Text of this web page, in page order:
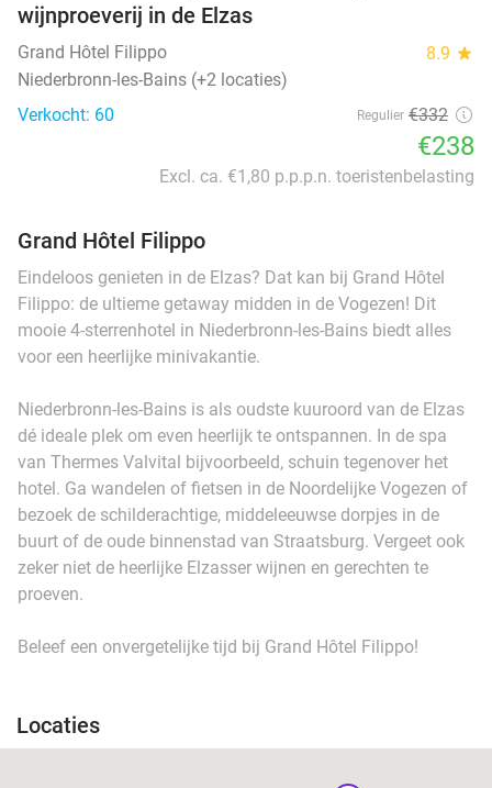
wijnproeverij in de Elzas
Grand Hôtel Filippo 8.9 star
Niederbronn-les-Bains (+2 locaties)
Verkocht: 60
Regulier €332
€238
Excl. ca. €1,80 p.p.p.n. toeristenbelasting
Grand Hôtel Filippo
Eindeloos genieten in de Elzas? Dat kan bij Grand Hôtel
Filippo: de ultieme getaway midden in de Vogezen! Dit
mooie 4-sterrenhotel in Niederbronn-les-Bains biedt alles
voor een heerlijke minivakantie.
Niederbronn-les-Bains is als oudste kuuroord van de Elzas
dé ideale plek om even heerlijk te ontspannen. In de spa
van Thermes Valvital bijvoorbeeld, schuin tegenover het
hotel. Ga wandelen of fietsen in de Noordelijke Vogezen of
bezoek de schilderachtige, middeleeuwse dorpjes in de
buurt of de oude binnenstad van Straatsburg. Vergeet ook
zeker niet de heerlijke Elzasser wijnen en gerechten te
proeven.
Beleef een onvergetelijke tijd bij Grand Hôtel Filippo!
Locaties